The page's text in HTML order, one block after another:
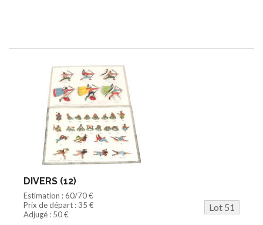
DIVERS (12)
Estimation : 60/70 €
Prix de départ : 35 €
Lot 51
Adjugé : 50 €